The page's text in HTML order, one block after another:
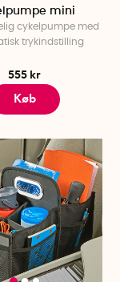
mini
cykelpumpe med
trykindstilling
555 kr
Køb